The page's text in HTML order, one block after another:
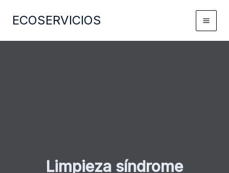
ECOSERVICIOS
Limpieza síndrome